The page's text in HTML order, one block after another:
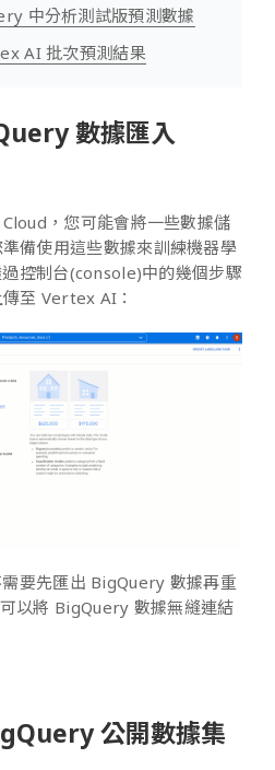
中分析測試版預測數據
AI 批次預測結果
數據匯入
，您可能會將一些數據儲
備使用這些數據來訓練機器學
控制台(console)中的幾個步驟
至 Vertex AI：
要先匯出 BigQuery 數據再重
以將 BigQuery 數據無縫連結
公開數據集